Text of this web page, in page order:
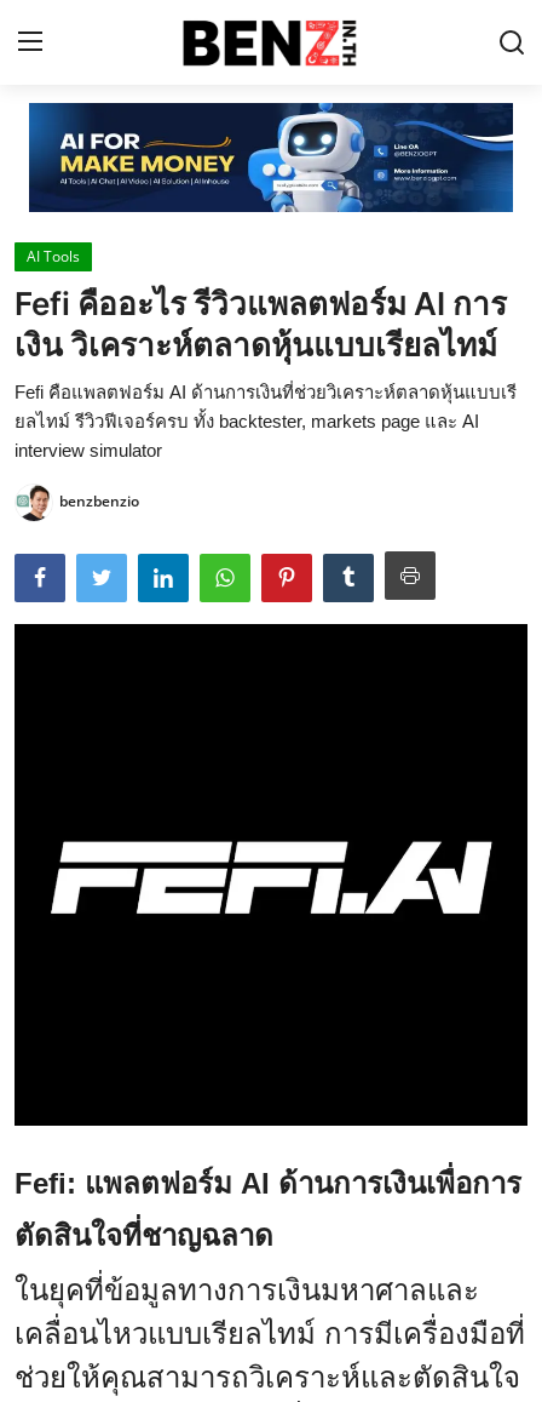
Home
Contact
AI Tools
ChatGPT Prompts
ThaiGPT Builder
AI Tools
Fefi คืออะไร รีวิวแพลตฟอร์ม AI การ
เงิน วิเคราะห์ตลาดหุ้นแบบเรียลไทม์
Fefi คือแพลตฟอร์ม AI ด้านการเงินที่ช่วยวิเคราะห์ตลาดหุ้นแบบเรี
ยลไทม์ รีวิวฟีเจอร์ครบ ทั้ง backtester, markets page และ AI
interview simulator
benzbenzio
Fefi: แพลตฟอร์ม AI ด้านการเงินเพื่อการ
ตัดสินใจที่ชาญฉลาด
ในยุคที่ข้อมูลทางการเงินมหาศาลและ
เคลื่อนไหวแบบเรียลไทม์ การมีเครื่องมือที่
ช่วยให้คุณสามารถวิเคราะห์และตัดสินใจ